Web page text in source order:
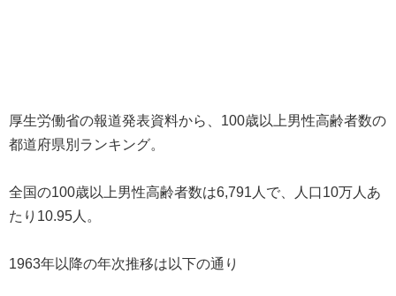
厚生労働省の報道発表資料から、100歳以上男性高齢者数の
都道府県別ランキング。
全国の100歳以上男性高齢者数は6,791人で、人口10万人あ
たり10.95人。
1963年以降の年次推移は以下の通り